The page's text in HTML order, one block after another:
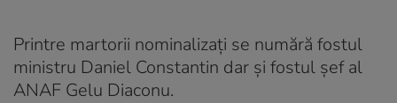
Printre martorii nominalizați se numără fostul
ministru Daniel Constantin dar și fostul șef al
ANAF Gelu Diaconu.